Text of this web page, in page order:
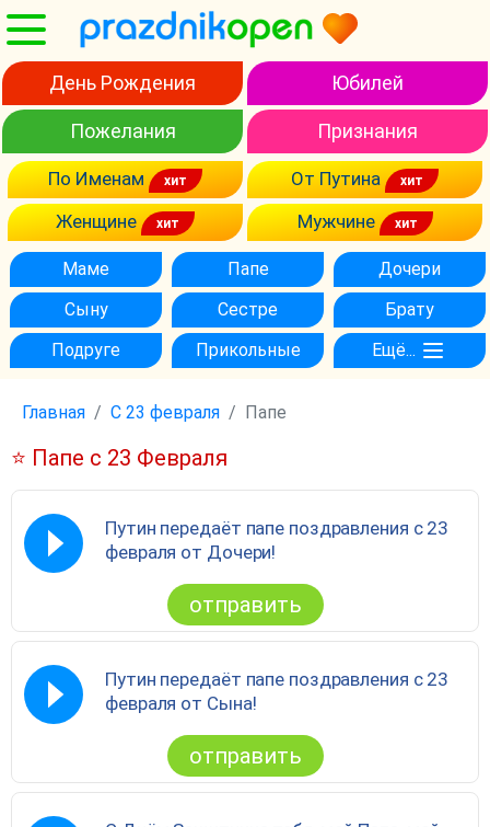
День Рождения Юбилей
Пожелания Признания
По Именам
От Путина
Женщине
Мужчине
Маме Папе
Дочери
Сыну
Сестре
Брату
Подруге
Прикольные Ещё...
Главная С 23 февраля Папе
⭐ Папе с 23 Февраля
Путин передаёт папе поздравления с 23
февраля от Дочери!
отправить
Путин передаёт папе поздравления с 23
февраля от Сына!
отправить